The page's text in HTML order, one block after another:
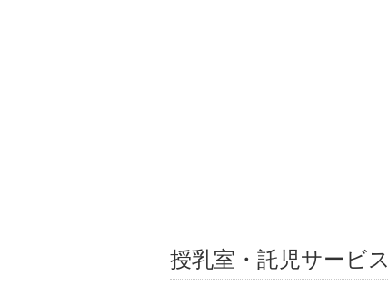
授乳室・託児サービス